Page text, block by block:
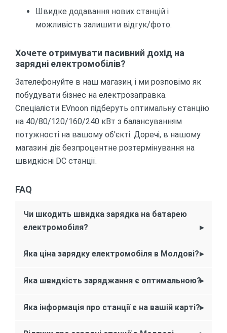
Швидке додавання нових станцій і
можливість залишити відгук/фото.
Хочете отримувати пасивний дохід на
зарядні електромобілів?
Зателефонуйте в наш магазин, і ми розповімо як
побудувати бізнес на електрозаправка.
Спеціалісти EVnoon підберуть оптимальну станцію
на 40/80/120/160/240 кВт з балансуванням
потужності на вашому об'єкті. Доречі, в нашому
магазині діє безпроцентне розтермінування на
швидкісні DC станції.
FAQ
Чи шкодить швидка зарядка на батарею
електромобіля?
Батареї сучасних електромобілів мають
за параметрами високовольтної батареї в
електромобіль до 80% при щоденному
Яка ціна зарядку електромобіля в Молдові?
струму: ~9.5 MDL/kWh — залежить від локації
сторінці для зрозуміти скільки коштує зарядка
Яка швидкість заряджання є оптимальною?
більше тоді підійдуть станції 40 кВт і вище, та
Яка інформація про станції є на вашій карті?